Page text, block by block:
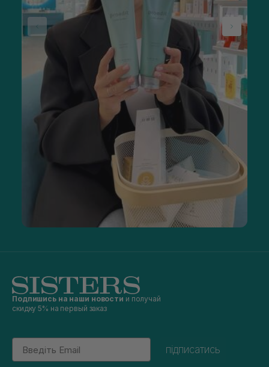
Подпишись на наши новости и получай
скидку 5% на первый заказ
Email
підписатись